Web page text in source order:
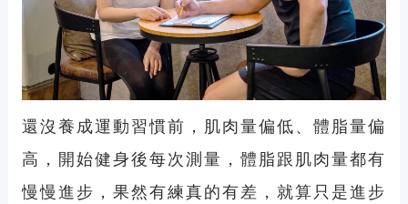
還沒養成運動習慣前，肌肉量偏低、體脂量偏
高，開始健身後每次測量，體脂跟肌肉量都有
慢慢進步，果然有練真的有差，就算只是進步